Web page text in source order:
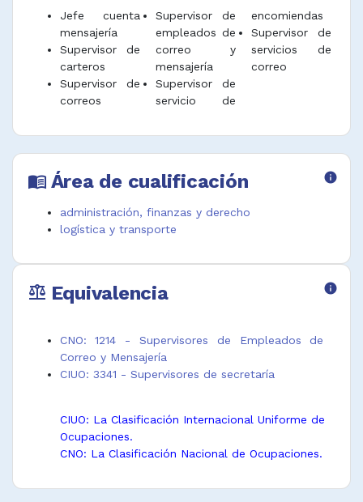
Jefe cuenta
mensajería
Supervisor de
carteros
Supervisor de
correos
Supervisor de
empleados de
correo y
mensajería
Supervisor de
servicio de
encomiendas
Supervisor de
servicios de
correo
menu_book Área de cualificación info
administración, finanzas y derecho
logística y transporte
balance Equivalencia info
CNO: 1214 - Supervisores de Empleados de
Correo y Mensajería
CIUO: 3341 - Supervisores de secretaría
CIUO: La Clasificación Internacional Uniforme de
Ocupaciones.
CNO: La Clasificación Nacional de Ocupaciones.